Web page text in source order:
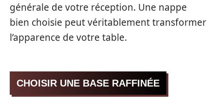
générale de votre réception. Une nappe
bien choisie peut véritablement transformer
l’apparence de votre table.
CHOISIR UNE BASE RAFFINÉE